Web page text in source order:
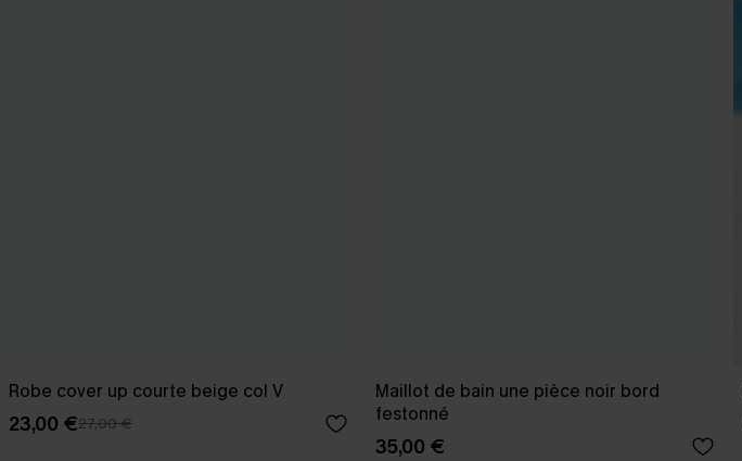
Robe cover up courte beige col V
23,00 €27,00 €
Maillot de bain une pièce noir bord
festonné
35,00 €